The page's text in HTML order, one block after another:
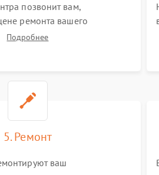
позвонит вам,
ремонта вашего
также ответит на все ваши
Подробнее
5. Ремонт
ваш